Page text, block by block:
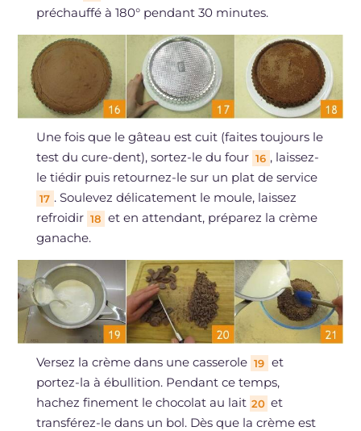
préchauffé à 180° pendant 30 minutes.
Une fois que le gâteau est cuit (faites toujours le
test du cure-dent), sortez-le du four 16 , laissez-
le tiédir puis retournez-le sur un plat de service
17 . Soulevez délicatement le moule, laissez
refroidir 18 et en attendant, préparez la crème
ganache.
Versez la crème dans une casserole 19 et
portez-la à ébullition. Pendant ce temps,
hachez finement le chocolat au lait 20 et
transférez-le dans un bol. Dès que la crème est